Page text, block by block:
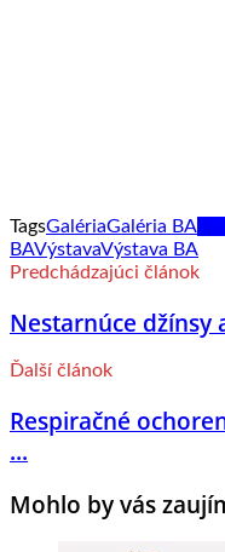
TagsGalériaGaléria BA
BAVýstavaVýstava BA
Predchádzajúci článok
Nestarnúce džínsy
Ďalší článok
Respiračné
...
Mohlo by vás